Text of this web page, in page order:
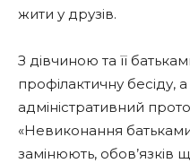
жити у друзів.
З дівчиною та її
профілактичну бесіду,
адміністративний
«Невиконання
замінюють, обов’язків